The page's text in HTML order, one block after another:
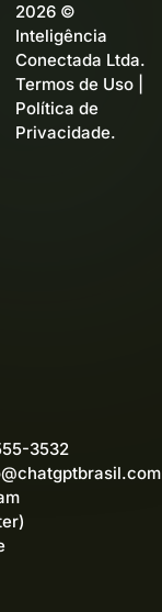
3532
2026 ©
Inteligência
Conectada Ltda.
Termos de Uso|
Política de
Privacidade.